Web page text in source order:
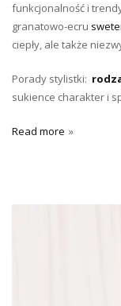
funkcjonalność i
granatowo-ecru
ciepły, ale także
Porady stylistki:
sukience charakter i
Read more